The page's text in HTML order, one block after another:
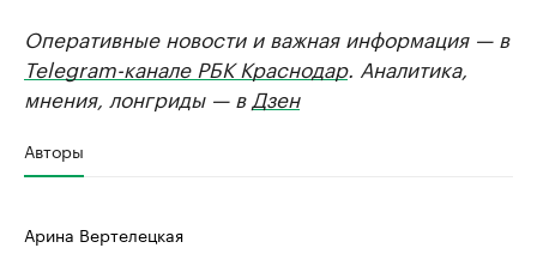
Оперативные новости и важная информация — в
Telegram-канале РБК Краснодар. Аналитика,
мнения, лонгриды — в Дзен
Авторы
Арина Вертелецкая